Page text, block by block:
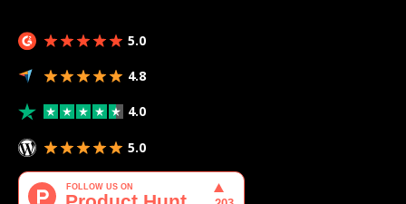
5.0
4.8
4.0
5.0